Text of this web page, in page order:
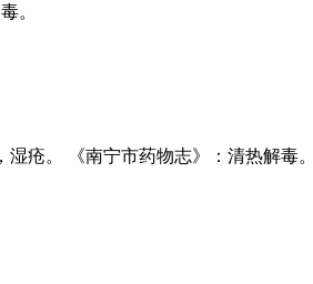
。
疮。 《南宁市药物志》：清热解毒